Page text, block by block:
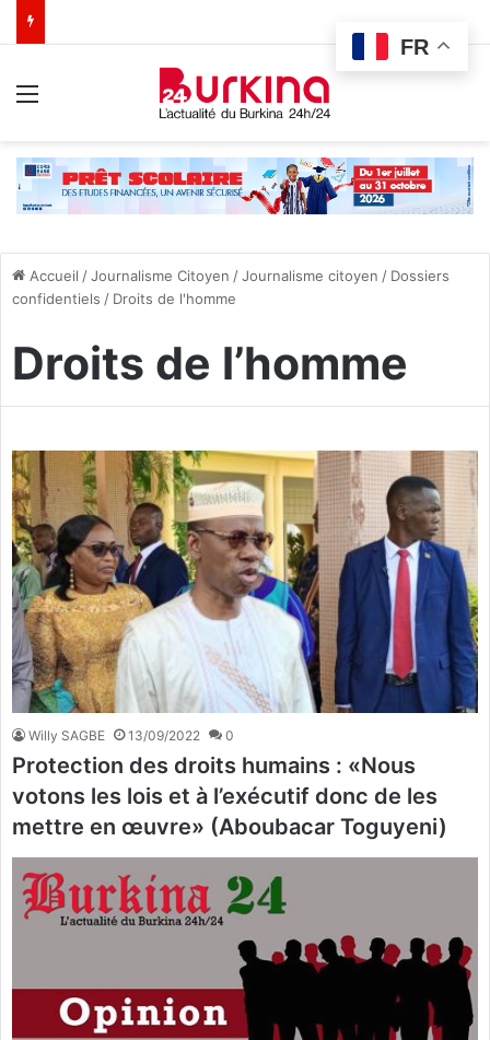
Accueil /Journalisme Citoyen /Journalisme citoyen / Dossiers
confidentiels / Droits de l'homme
Droits de l’homme
Willy SAGBE 13/09/2022 0
Protection des droits humains : «Nous
votons les lois et à l’exécutif donc de les
mettre en œuvre» (Aboubacar Toguyeni)
FR